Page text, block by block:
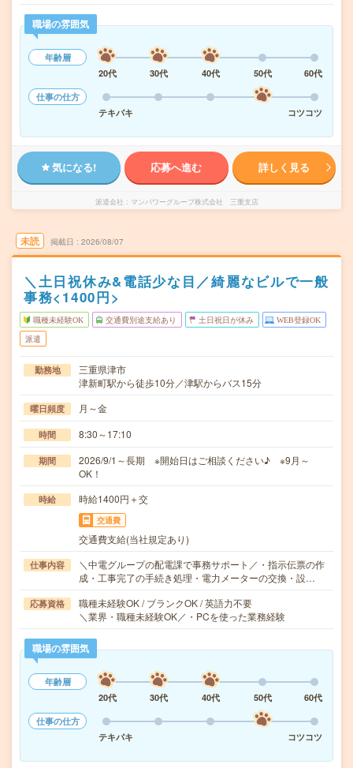
職場の雰囲気
年齢層
20代
30代 40代 50代
60代
仕事の仕方
テキパキ
コツコツ
気になる! 応募へ進む 詳しく見る
派遣会社 マンパワーグループ株式会社 三重支店
未読 掲載日 2026/08/07
＼土日祝休み&電話少な目／綺麗なビルで一般
事務<1400円>
職種未経験OK 交通費別途支給あり 土日祝日が休み WEB登録OK
派遣
勤務地
三重県津市
津新町駅から徒歩10分／津駅からバス15分
曜日頻度 月～金
時間 8:30～17:10
期間
2026/9/1～長期 ※開始日はご相談ください♪ ※9月～
OK！
時給 時給1400円＋交
交通費
交通費支給(当社規定あり)
仕事内容
＼中電グループの配電課で事務サポート／・指示伝票の作
成・工事完了の手続き処理・電力メーターの交換・設…
応募資格
職種未経験OK / ブランクOK / 英語力不要
＼業界・職種未経験OK／・PCを使った業務経験
職場の雰囲気
年齢層
20代
30代 40代 50代
60代
仕事の仕方
テキパキ
コツコツ